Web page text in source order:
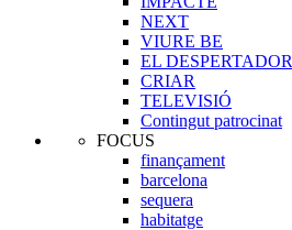
NEXT
VIURE BE
EL DESPERTADOR
CRIAR
TELEVISIÓ
Contingut patrocinat
FOCUS
finançament
barcelona
sequera
habitatge